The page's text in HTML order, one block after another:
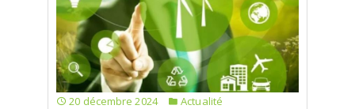
20 décembre 2024
Actualité